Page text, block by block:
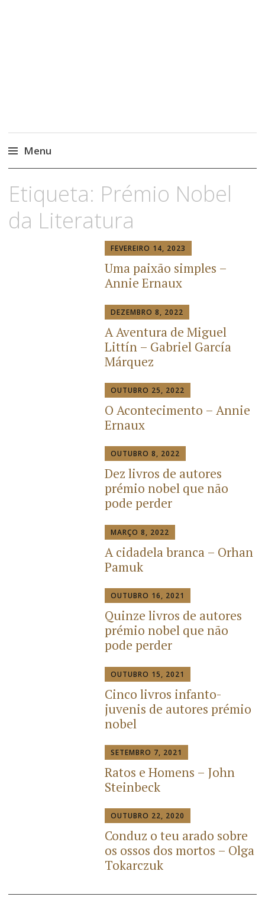
Menu
Etiqueta: Prémio Nobel
da Literatura
FEVEREIRO 14, 2023
Uma paixão simples –
Annie Ernaux
DEZEMBRO 8, 2022
A Aventura de Miguel
Littín – Gabriel García
Márquez
OUTUBRO 25, 2022
O Acontecimento – Annie
Ernaux
OUTUBRO 8, 2022
Dez livros de autores
prémio nobel que não
pode perder
MARÇO 8, 2022
A cidadela branca – Orhan
Pamuk
OUTUBRO 16, 2021
Quinze livros de autores
prémio nobel que não
pode perder
OUTUBRO 15, 2021
Cinco livros infanto-
juvenis de autores prémio
nobel
SETEMBRO 7, 2021
Ratos e Homens – John
Steinbeck
OUTUBRO 22, 2020
Conduz o teu arado sobre
os ossos dos mortos – Olga
Tokarczuk